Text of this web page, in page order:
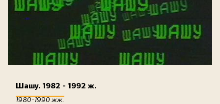
Шашу. 1982 - 1992 ж.
1980-1990 жж.